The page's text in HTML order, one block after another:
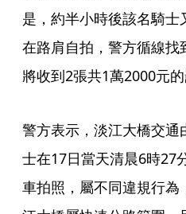
是，約半小時後該名騎
在路肩自拍，警方循線
將收到2張共1萬2000元的
警方表示，淡江大橋交
士在17日當天清晨6時27
車拍照，屬不同違規行